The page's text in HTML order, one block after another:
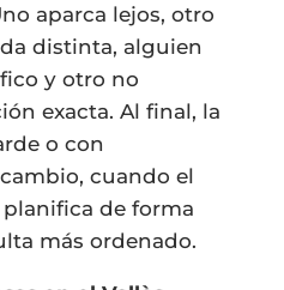
aparca lejos, otro
distinta, alguien
y otro no
exacta. Al final, la
o con
cuando el
de forma
más ordenado.